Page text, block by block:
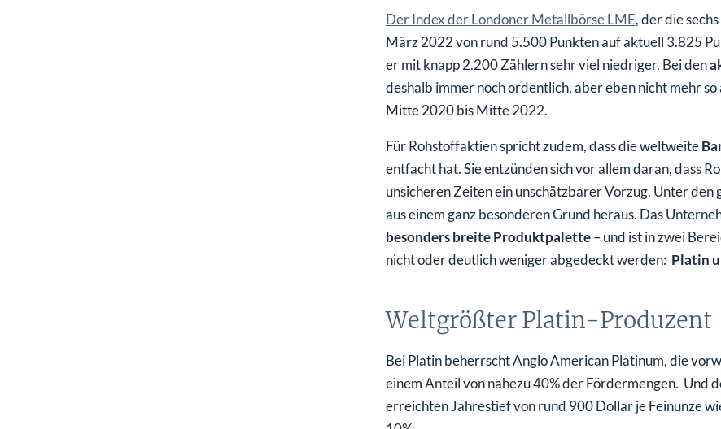
Der Index der Londoner Metallbörse LME , der die
März 2022 von rund 5.500 Punkten auf aktuell 3.825
er mit knapp 2.200 Zählern sehr viel niedriger. Bei den
deshalb immer noch ordentlich, aber eben nicht mehr
Mitte 2020 bis Mitte 2022.
Für Rohstoffaktien spricht zudem, dass die weltweite
entfacht hat. Sie entzünden sich vor allem daran, dass
unsicheren Zeiten ein unschätzbarer Vorzug. Unter
aus einem ganz besonderen Grund heraus. Das
besonders breite Produktpalette
– und ist in zwei
nicht oder deutlich weniger abgedeckt werden:
Platin
Weltgrößter Platin-Produzent
Bei Platin beherrscht Anglo American Platinum, die
einem Anteil von nahezu 40% der Fördermengen. Und
erreichten Jahrestief von rund 900 Dollar je Feinunze
10%.